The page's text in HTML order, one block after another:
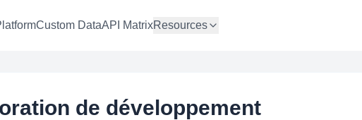
Custom DataAPI MatrixResources
de développement